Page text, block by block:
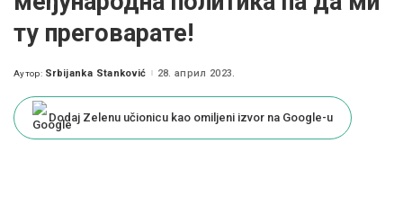
ту преговарате!
Posted
Аутор: Srbijanka Stanković 28. април 2023.
Dodaj Zelenu učionicu kao omiljeni izvor na Google-u